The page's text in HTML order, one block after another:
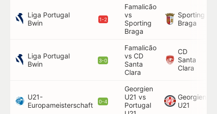
Liga Portugal
Bwin
1-2
Famalicão
vs
Sporting
Braga
Sporting
Braga
Liga Portugal
Bwin
3-0
Famalicão
vs CD
Santa
Clara
CD
Santa
Clara
U21-
Europameisterschaft
0-4
Georgien
U21 vs
Portugal
Georgien
U21